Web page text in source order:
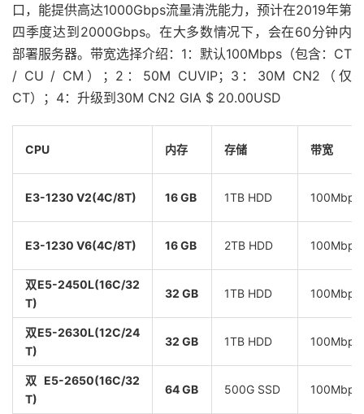
口，能提供高达1000Gbps流量清洗能力，预计在2019年第
四季度达到2000Gbps。在大多数情况下，会在60分钟内
部署服务器。带宽选择介绍：1：默认100Mbps（包含：CT
/ CU / CM）；2：50M CUVIP；3：30M CN2（仅
CT）；4：升级到30M CN2 GIA $ 20.00USD
CPU 内存 存储 带宽
E3-1230 V2(4C/8T) 16 GB 1TB HDD 100Mbps
E3-1230 V6(4C/8T) 16 GB 2TB HDD 100Mbps
双E5-2450L(16C/32
T)
32 GB 1TB HDD 100Mbps
双E5-2630L(12C/24
T)
32 GB 1TB HDD 100Mbps
双E5-2650(16C/32
T)
64 GB 500G SSD 100Mbps